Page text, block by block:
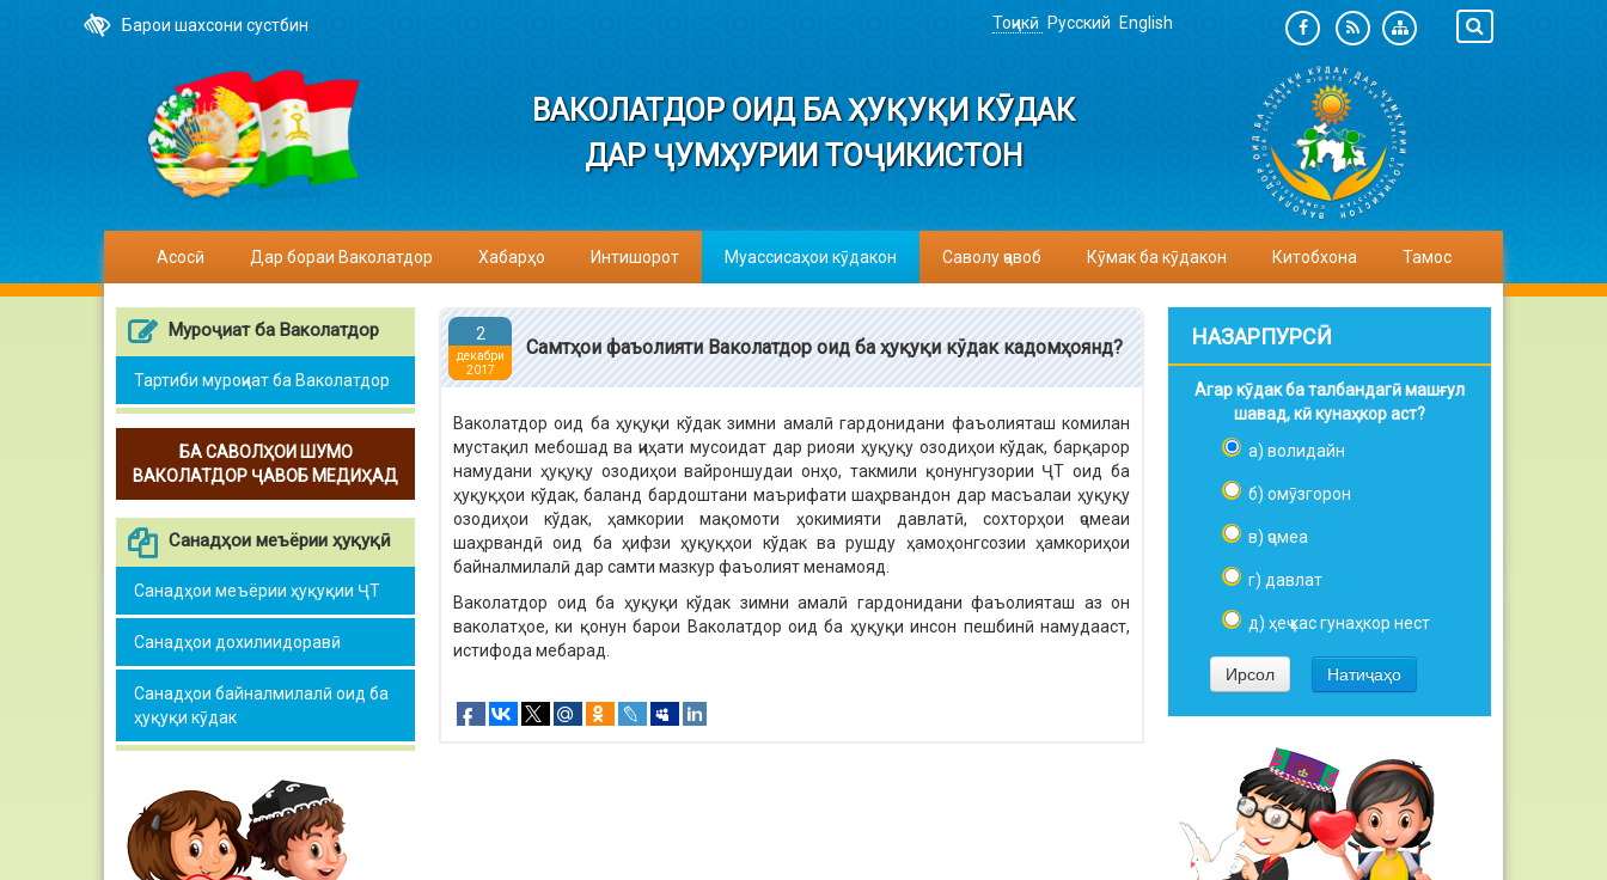
Барои шахсони сустбин Тоҷикӣ Русский English
ВАКОЛАТДОР ОИД БА ҲУҚУҚИ КӮДАК
ДАР ҶУМҲУРИИ ТОҶИКИСТОН
Асосӣ Дар бораи Ваколатдор Хабарҳо Интишорот Муассисаҳои кӯдакон Саволу ҷавоб Кӯмак ба кӯдакон Китобхона Тамос
Муроҷиат ба Ваколатдор
Тартиби муроҷиат ба Ваколатдор
БА САВОЛҲОИ ШУМО
ВАКОЛАТДОР ҶАВОБ МЕДИҲАД
Санадҳои меъёрии ҳуқуқӣ
Санадҳои меъёрии ҳуқуқии ҶТ
Санадҳои дохилиидоравӣ
Санадҳои байналмилалӣ оид ба
ҳуқуқи кӯдак
2
декабри
2017
Самтҳои фаъолияти Ваколатдор оид ба ҳуқуқи кўдак кадомҳоянд?
Ваколатдор оид ба ҳуқуқи кўдак зимни амалӣ гардонидани фаъолияташ комилан
мустақил мебошад ва ҷиҳати мусоидат дар риояи ҳуқуқу озодиҳои кўдак, барқарор
намудани ҳуқуқу озодиҳои вайроншудаи онҳо, такмили қонунгузории ҶТ оид ба
ҳуқуқҳои кўдак, баланд бардоштани маърифати шаҳрвандон дар масъалаи ҳуқуқу
озодиҳои кўдак, ҳамкории мақомоти ҳокимияти давлатӣ, сохторҳои ҷомеаи
шаҳрвандӣ оид ба ҳифзи ҳуқуқҳои кўдак ва рушду ҳамоҳонгсозии ҳамкориҳои
байналмилалӣ дар самти мазкур фаъолият менамояд.
Ваколатдор оид ба ҳуқуқи кўдак зимни амалӣ гардонидани фаъолияташ аз он
ваколатҳое, ки қонун барои Ваколатдор оид ба ҳуқуқи инсон пешбинӣ намудааст,
истифода мебарад.
НАЗАРПУРСӢ
Агар кӯдак ба талбандагӣ машғул
шавад, кӣ кунаҳкор аст?
а) волидайн
б) омӯзгорон
в) ҷомеа
г) давлат
д) ҳеҷ кас гунаҳкор нест